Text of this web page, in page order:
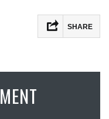
SHARE